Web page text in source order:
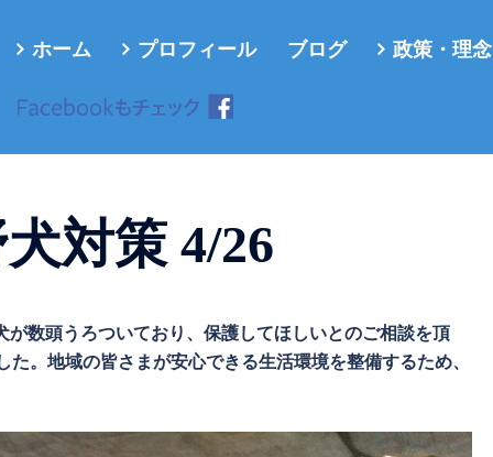
ホーム プロフィール ブログ 政策・理念
対策 4/26
数頭うろついており、保護してほしいとのご相談を頂
。地域の皆さまが安心できる生活環境を整備するため、